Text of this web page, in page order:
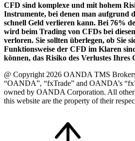
CFD sind komplexe und mit hohem
Instrumente, bei denen man aufgrund
schnell Geld verlieren kann. Bei 76%
wird beim Trading von CFDs bei
verloren. Sie sollten überlegen, ob Sie
Funktionsweise der CFD im Klaren
können, das Risiko des Verlustes Ihres
@ Copyright 2026 OANDA TMS
“OANDA”, “fxTrade” and OANDA’s
owned by OANDA Corporation. All other
this website are the property of their